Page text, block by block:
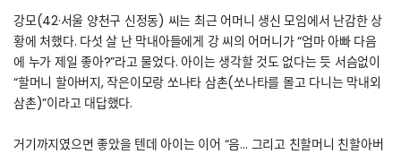
강모(42·서울 양천구 신정동) 씨는 최근 어머니 생신 모임에서 난감한 상
황에 처했다. 다섯 살 난 막내아들에게 강 씨의 어머니가 “엄마 아빠 다음
에 누가 제일 좋아?”라고 물었다. 아이는 생각할 것도 없다는 듯 서슴없이
“할머니 할아버지, 작은이모랑 쏘나타 삼촌(쏘나타를 몰고 다니는 막내외
삼촌)”이라고 대답했다.
거기까지였으면 좋았을 텐데 아이는 이어 “음… 그리고 친할머니 친할아버